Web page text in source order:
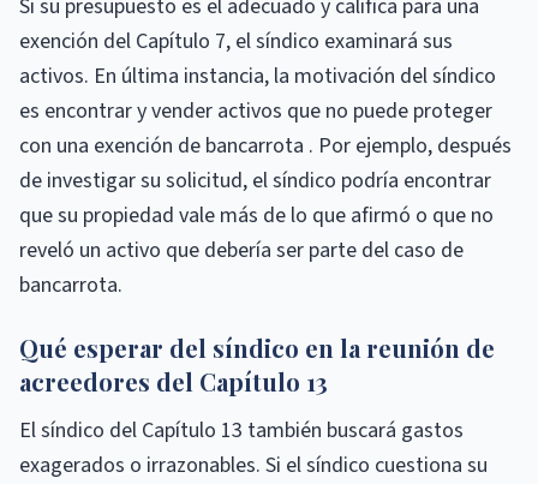
Si su presupuesto es el adecuado y califica para una
exención del Capítulo 7, el síndico examinará sus
activos. En última instancia, la motivación del síndico
es encontrar y vender activos que no puede proteger
con una exención de bancarrota . Por ejemplo, después
de investigar su solicitud, el síndico podría encontrar
que su propiedad vale más de lo que afirmó o que no
reveló un activo que debería ser parte del caso de
bancarrota.
Qué esperar del síndico en la reunión de
acreedores del Capítulo 13
El síndico del Capítulo 13 también buscará gastos
exagerados o irrazonables. Si el síndico cuestiona su